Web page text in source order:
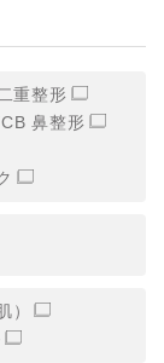
重整形
鼻整形
）